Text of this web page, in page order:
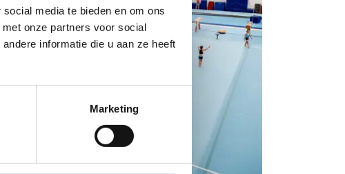
media te bieden en om ons
onze partners voor social
informatie die u aan ze heeft
Marketing